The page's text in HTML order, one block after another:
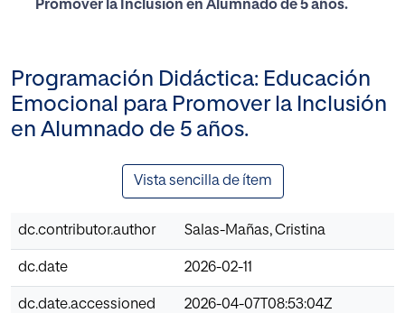
Promover la Inclusión en Alumnado de 5 años.
Programación Didáctica: Educación
Emocional para Promover la Inclusión
en Alumnado de 5 años.
Vista sencilla de ítem
dc.contributor.author Salas-Mañas, Cristina
dc.date 2026-02-11
dc.date.accessioned 2026-04-07T08:53:04Z